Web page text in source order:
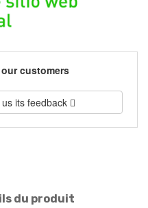
customers
its feedback
du produit